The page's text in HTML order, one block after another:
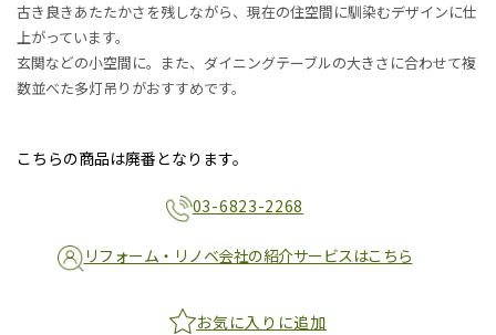
古き良きあたたかさを残しながら、現在の住空間に馴染むデザインに仕
上がっています。
玄関などの小空間に。また、ダイニングテーブルの大きさに合わせて複
数並べた多灯吊りがおすすめです。
こちらの商品は廃番となります。
03-6823-2268
リフォーム・リノベ会社の紹介サービスはこちら
お気に入りに追加